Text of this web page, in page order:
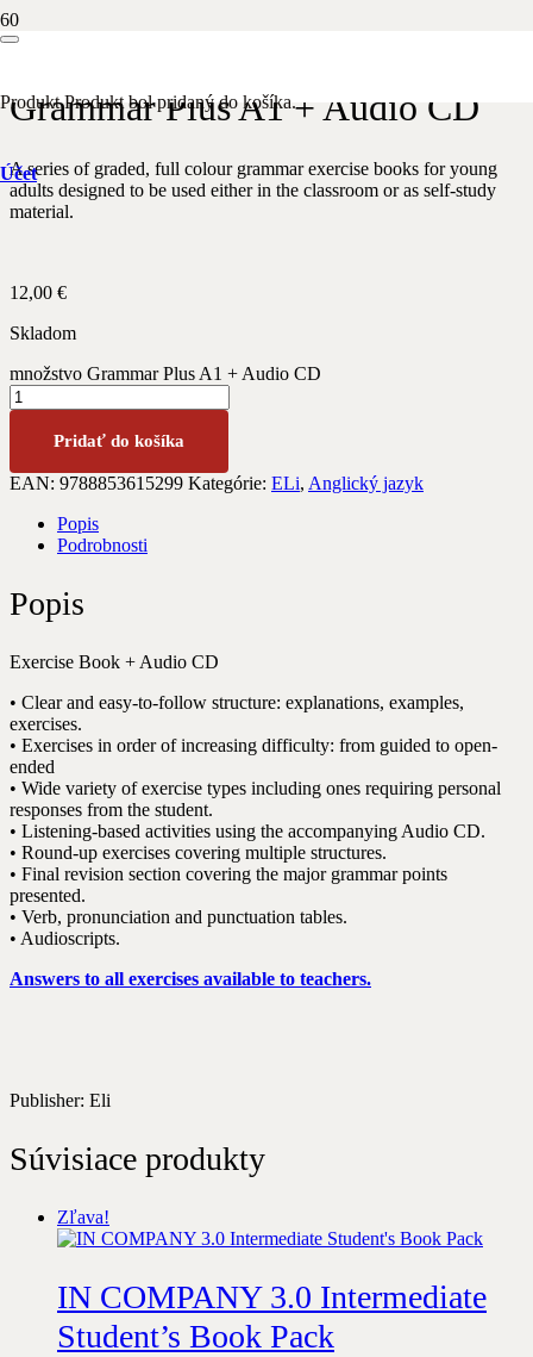
ProduktProdukt bol pridaný do košíka.
Účet
Domov
Grammar Plus A1 + Audio CD
A series of graded, full colour grammar exercise books for young
adults designed to be used either in the classroom or as self-study
material.
12,00 €
Skladom
množstvo Grammar Plus A1 + Audio CD
Pridať do košíka
EAN: 9788853615299 Kategórie: ELi, Anglický jazyk
Popis
Podrobnosti
Popis
Exercise Book + Audio CD
• Clear and easy-to-follow structure: explanations, examples,
exercises.
• Exercises in order of increasing difficulty: from guided to open-
ended
• Wide variety of exercise types including ones requiring personal
responses from the student.
• Listening-based activities using the accompanying Audio CD.
• Round-up exercises covering multiple structures.
• Final revision section covering the major grammar points
presented.
• Verb, pronunciation and punctuation tables.
• Audioscripts.
Answers to all exercises available to teachers.
Publisher: Eli
Súvisiace produkty
Zľava!
IN COMPANY 3.0 Intermediate
Student’s Book Pack